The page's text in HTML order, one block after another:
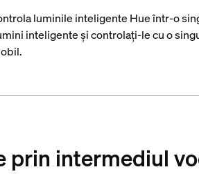
luminile inteligente Hue într-o
inteligente și controlați-le cu o
prin intermediul